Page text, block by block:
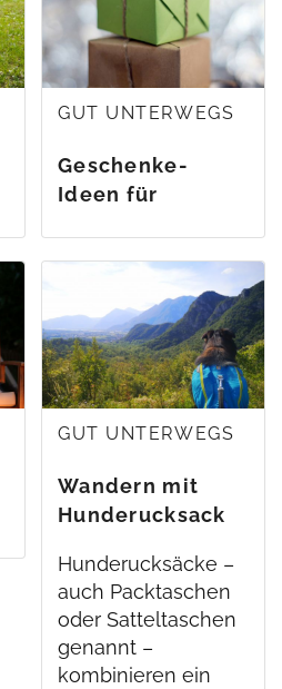
GUT UNTERWEGS
Geschenke-
Ideen für
GUT UNTERWEGS
Wandern mit
Hunderucksack
Hunderucksäcke –
auch Packtaschen
oder Satteltaschen
genannt –
kombinieren ein